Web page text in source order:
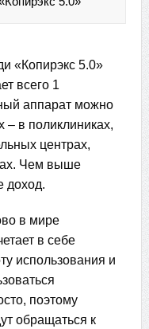
«Копирэкс 5.0»
всего 1
аппарат можно
– в поликлиниках,
центрах,
Чем выше
доход.
в мире
в себе
использования и
поэтому
обращаться к